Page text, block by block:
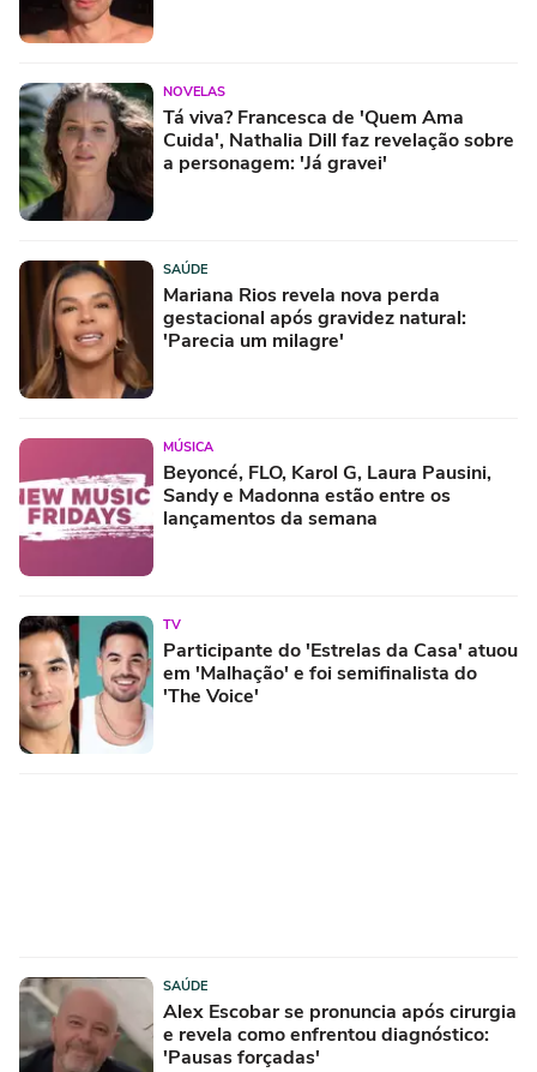
NOVELAS
Tá viva? Francesca de 'Quem Ama
Cuida', Nathalia Dill faz revelação sobre
a personagem: 'Já gravei'
SAÚDE
Mariana Rios revela nova perda
gestacional após gravidez natural:
'Parecia um milagre'
MÚSICA
Beyoncé, FLO, Karol G, Laura Pausini,
Sandy e Madonna estão entre os
lançamentos da semana
TV
Participante do 'Estrelas da Casa' atuou
em 'Malhação' e foi semifinalista do
'The Voice'
SAÚDE
Alex Escobar se pronuncia após cirurgia
e revela como enfrentou diagnóstico:
'Pausas forçadas'